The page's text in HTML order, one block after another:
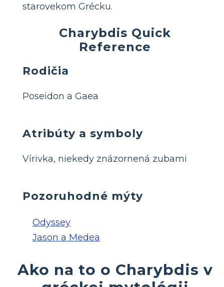
starovekom Grécku.
Charybdis Quick
Reference
Rodičia
Poseidon a Gaea
Atribúty a symboly
Vírivka, niekedy znázornená zubami
Pozoruhodné mýty
Odyssey
Jason a Medea
Ako na to o Charybdis v